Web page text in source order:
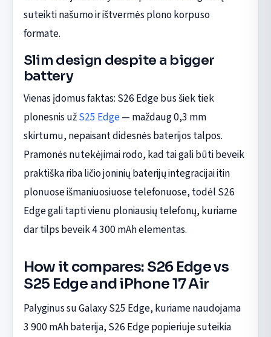
suteikti našumo ir ištvermės plono korpuso
formate.
Slim design despite a bigger
battery
Vienas įdomus faktas: S26 Edge bus šiek tiek
plonesnis užS25 Edge— maždaug 0,3 mm
skirtumu, nepaisant didesnės baterijos talpos.
Pramonės nutekėjimai rodo, kad tai gali būti beveik
praktiška riba ličio joninių baterijų integracijai itin
plonuose išmaniuosiuose telefonuose, todėl S26
Edge gali tapti vienu ploniausių telefonų, kuriame
dar tilps beveik 4 300 mAh elementas.
How it compares: S26 Edge vs
S25 Edge and iPhone 17 Air
Palyginus su Galaxy S25 Edge, kuriame naudojama
3 900 mAh baterija, S26 Edge popieriuje suteikia